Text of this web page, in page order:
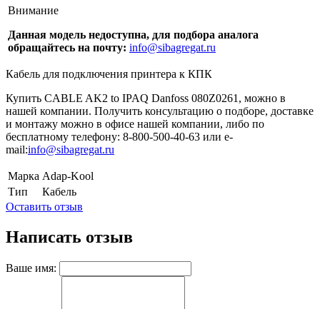
Внимание
Данная модель недоступна, для подбора аналога
обращайтесь на почту: info@sibagregat.ru
Кабель для подключения принтера к КПК
Купить CABLE AK2 to IPAQ Danfoss 080Z0261, можно в
нашей компании. Получить консультацию о подборе, доставке
и монтажу можно в офисе нашей компании, либо по
бесплатному телефону: 8-800-500-40-63 или e-
mail:info@sibagregat.ru
Марка Adap-Kool
Тип
Кабель
Оставить отзыв
Написать отзыв
Ваше имя: